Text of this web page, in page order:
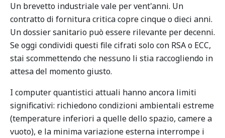
Un brevetto industriale vale per vent'anni. Un
contratto di fornitura critica copre cinque o dieci anni.
Un dossier sanitario può essere rilevante per decenni.
Se oggi condividi questi file cifrati solo con RSA o ECC,
stai scommettendo che nessuno li stia raccogliendo in
attesa del momento giusto.
I computer quantistici attuali hanno ancora limiti
significativi: richiedono condizioni ambientali estreme
(temperature inferiori a quelle dello spazio, camere a
vuoto), e la minima variazione esterna interrompe i